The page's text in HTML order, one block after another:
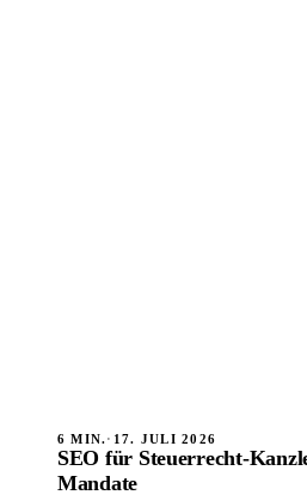
6 MIN.· 17. JULI 2026
SEO für Steuerrecht-
Mandate